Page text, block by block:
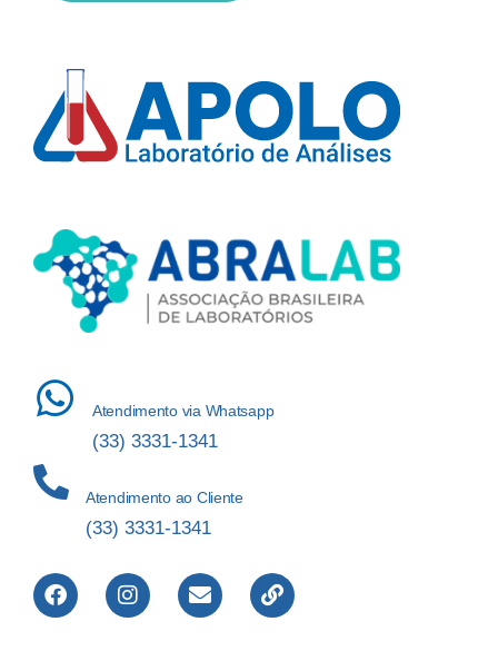
Atendimento via Whatsapp
(33) 3331-1341
Atendimento ao Cliente
(33) 3331-1341